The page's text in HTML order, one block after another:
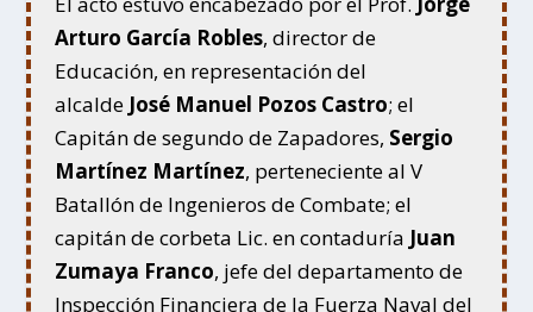
Arturo García Robles, director de
Educación, en representación del
alcalde José Manuel Pozos Castro; el
Capitán de segundo de Zapadores, Sergio
Martínez Martínez, perteneciente al V
Batallón de Ingenieros de Combate; el
capitán de corbeta Lic. en contaduría Juan
Zumaya Franco, jefe del departamento de
Inspección Financiera de la Fuerza Naval del